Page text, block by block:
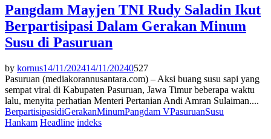
Pangdam Mayjen TNI Rudy Saladin Ikut
Berpartisipasi Dalam Gerakan Minum
Susu di Pasuruan
by kornus14/11/202414/11/20240527
Pasuruan (mediakorannusantara.com) – Aksi buang susu sapi yang
sempat viral di Kabupaten Pasuruan, Jawa Timur beberapa waktu
lalu, menyita perhatian Menteri Pertanian Andi Amran Sulaiman....
BerpartisipasidiGerakanMinumPangdam VPasuruanSusu
Hankam Headline indeks